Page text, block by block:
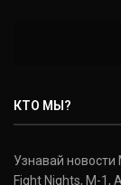
КТО МЫ?
Узнавай
Fight Nights, M-1,